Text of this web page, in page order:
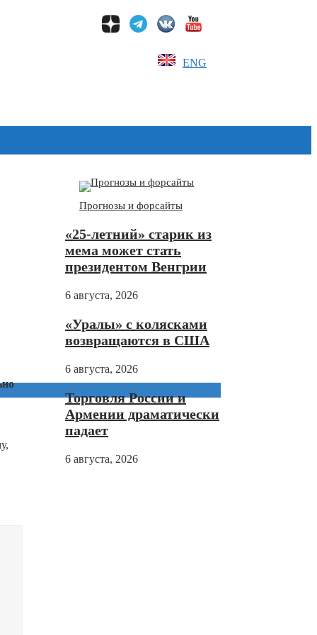
ENG
Прогнозы и форсайты
«25-летний» старик из
мема может стать
президентом Венгрии
6 августа, 2026
«Уралы» с колясками
возвращаются в США
6 августа, 2026
Торговля России и
Армении драматически
падает
6 августа, 2026